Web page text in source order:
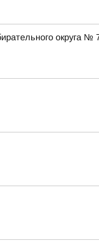
округа №